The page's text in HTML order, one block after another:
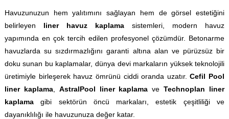
Havuzunuzun hem yalıtımını sağlayan hem de görsel estetiğini
belirleyen liner havuz kaplama sistemleri, modern havuz
yapımında en çok tercih edilen profesyonel çözümdür. Betonarme
havuzlarda su sızdırmazlığını garanti altına alan ve pürüzsüz bir
doku sunan bu kaplamalar, dünya devi markaların yüksek teknolojili
üretimiyle birleşerek havuz ömrünü ciddi oranda uzatır.Cefil Pool
liner kaplama, AstralPool liner kaplama veTechnoplan liner
kaplamagibi sektörün öncü markaları, estetik çeşitliliği ve
dayanıklılığı ile havuzunuza değer katar.